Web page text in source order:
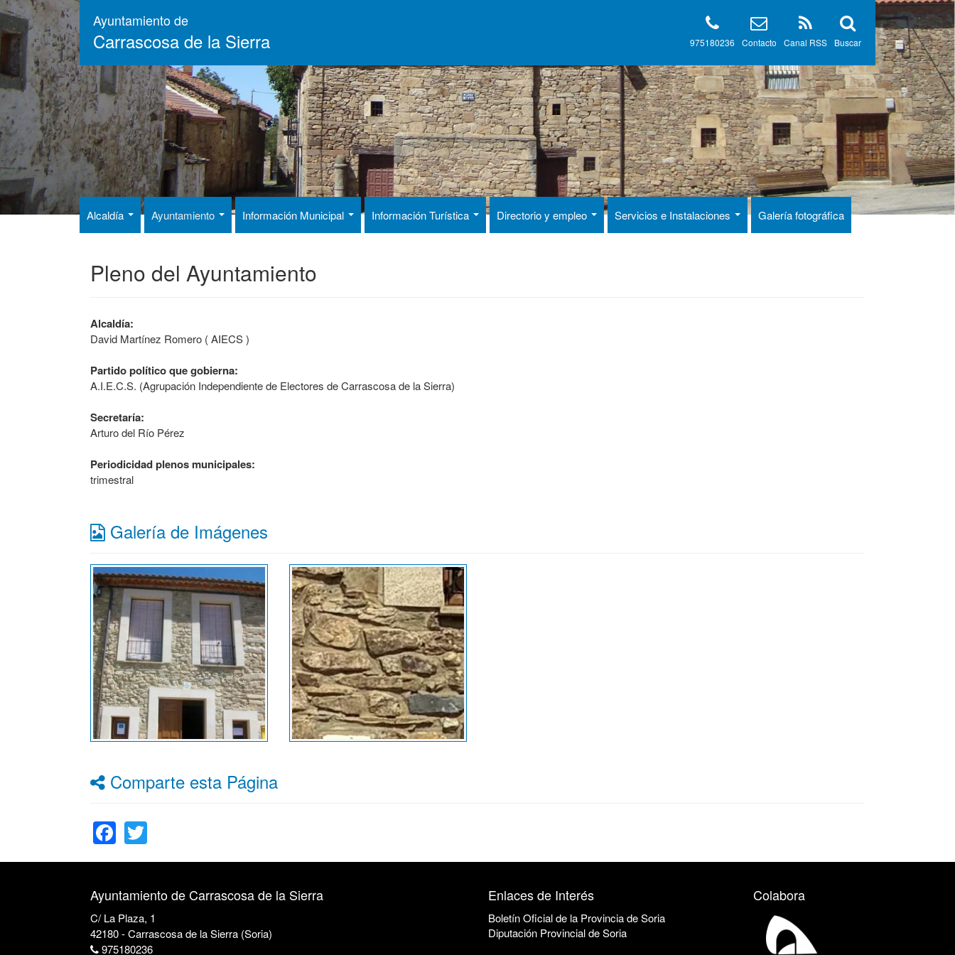
Pasar
contenido
principal
Ayuntamiento de
Carrascosa de la Sierra Buscar
Canal RSS
Contacto
975180236
Alcaldía Ayuntamiento Información Municipal Información Turística Directorio y empleo Servicios e Instalaciones Galería fotográfica
Pleno del Ayuntamiento
Alcaldía:
David Martínez Romero ( AIECS )
Partido político que gobierna:
A.I.E.C.S. (Agrupación Independiente de Electores de Carrascosa de la Sierra)
Secretaría:
Arturo del Río Pérez
Periodicidad plenos municipales:
trimestral
Galería de Imágenes
Comparte esta Página
Facebook
Ayuntamiento de Carrascosa de la Sierra
C/ La Plaza, 1
42180 - Carrascosa de la Sierra (Soria)
975180236
Enlaces de Interés
Boletín Oficial de la Provincia de Soria
Diputación Provincial de Soria
Colabora